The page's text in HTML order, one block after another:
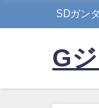
SDガン
G